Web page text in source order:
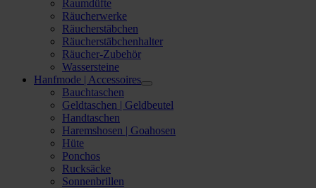
Raumdüfte
Räucherwerke
Räucherstäbchen
Räucherstäbchenhalter
Räucher-Zubehör
Wassersteine
Hanfmode | Accessoires
Bauchtaschen
Geldtaschen | Geldbeutel
Handtaschen
Haremshosen | Goahosen
Hüte
Ponchos
Rucksäcke
Sonnenbrillen